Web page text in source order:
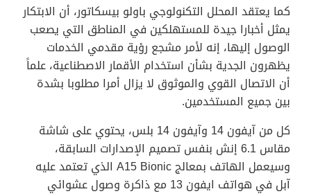
كما يعتقد المحلل التكنولوجي باولو بيسكاتور، أن الابتكار
يمثل أخبارا جيدة للمستهلكين في المناطق التي يصعب
الوصول إليها، إنه لأمر مشجع رؤية مقدمي الخدمات
يظهرون الجدية بشأن استخدام الأقمار الاصطناعية، علماً
أن الاتصال القوي والموثوق لا يزال أمرا مطلوبا بشدة
بين جميع المستخدمين.
كل من آيفون 14 وآيفون 14 بلس، يحتوي على شاشة
مقاس 6.1 إنش بنفس تصميم الإصدارات السابقة،
وسيعمل الهاتف بمعالج A15 Bionic الذي تعتمد عليه
آبل في هواتف ايفون 13 مع ذاكرة وصول عشوائي